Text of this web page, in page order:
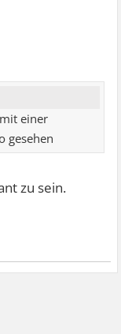
einer
gesehen
zu sein.